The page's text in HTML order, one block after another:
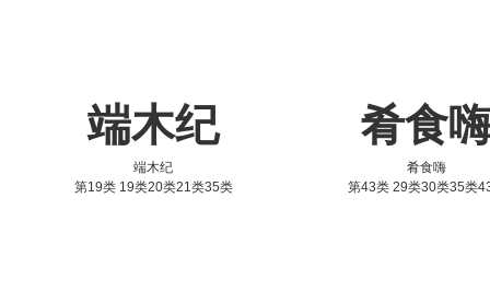
端木纪
端木纪
第19类 19类20类21类35类
肴食
肴食嗨
第43类 29类30类35类